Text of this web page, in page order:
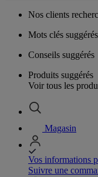
Nos clients
Mots clés suggérés
Conseils suggérés
Produits suggérés
Voir tous les
Magasin
Vos informations
Suivre une